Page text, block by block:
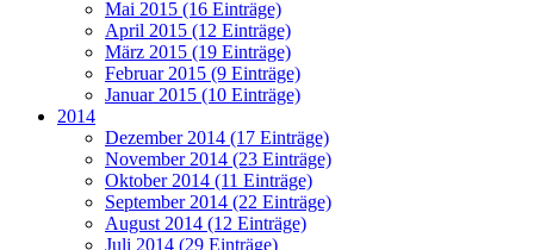
Mai 2015 (16 Einträge)
April 2015 (12 Einträge)
März 2015 (19 Einträge)
Februar 2015 (9 Einträge)
Januar 2015 (10 Einträge)
2014
Dezember 2014 (17 Einträge)
November 2014 (23 Einträge)
Oktober 2014 (11 Einträge)
September 2014 (22 Einträge)
August 2014 (12 Einträge)
Juli 2014 (29 Einträge)